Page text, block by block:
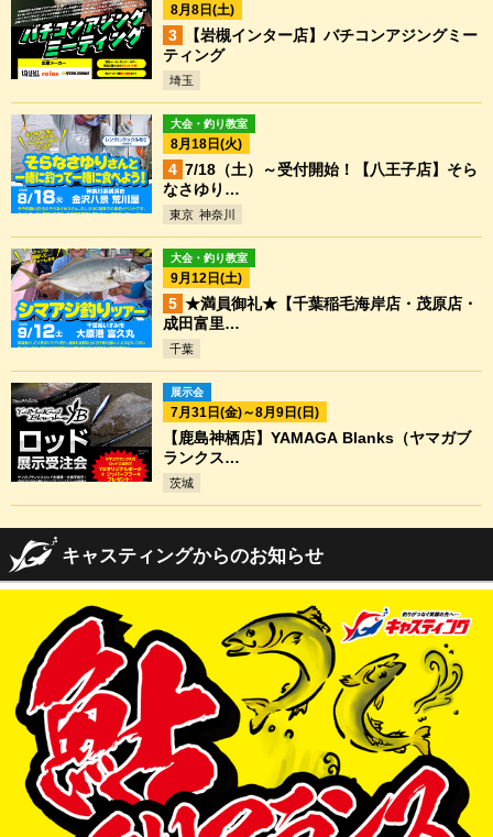
8月8日(土)
【岩槻インター店】バチコンアジングミー
ティング
埼玉
大会・釣り教室
8月18日(火)
7/18（土）～受付開始！【八王子店】そら
なさゆり…
東京 神奈川
大会・釣り教室
9月12日(土)
★満員御礼★【千葉稲毛海岸店・茂原店・
成田富里…
千葉
展示会
7月31日(金)～8月9日(日)
【鹿島神栖店】YAMAGA Blanks（ヤマガブ
ランクス…
茨城
キャスティングからのお知らせ